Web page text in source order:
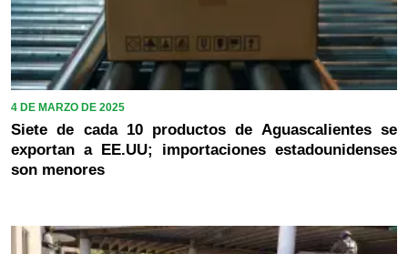
4 DE MARZO DE 2025
Siete de cada 10 productos de Aguascalientes se
exportan a EE.UU; importaciones estadounidenses
son menores